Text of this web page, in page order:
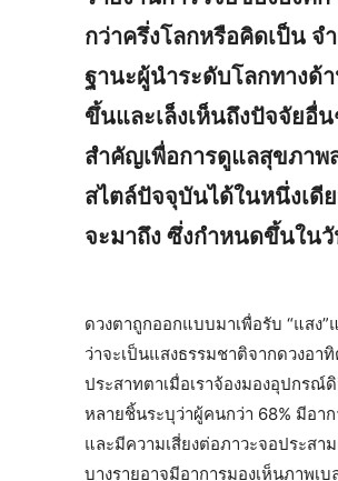
กว่าครึ่งโลกหรือคิดเป็น
ฐานะผู้นำระดับโลกทางด้
ขึ้นและเล็งเห็นถึงปัจจัยอื่
สำคัญเพื่อการดูแลสุขภาพ
สไตล์ปัจจุบันได้ในหนึ่งเดี
จะมาถึง ซึ่งกำหนดขึ้นใน
ดวงตาถูกออกแบบมาเพื่อรับ “แสง
ว่าจะเป็นแสงธรรมชาติจากดวงอ
ประสาทตาเมื่อเราจ้องมองอุปกรณ์
หลายชิ้นระบุว่าผู้คนกว่า 68% มีอา
และมีความเสี่ยงต่อภาวะจอประสา
บางรายอาจมีอาการมองเห็นภาพเบ